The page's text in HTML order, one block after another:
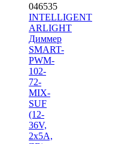
046535
INTELLIGENT
ARLIGHT
Диммер
SMART-
PWM-
102-
72-
MIX-
SUF
(12-
36V,
2x5A,